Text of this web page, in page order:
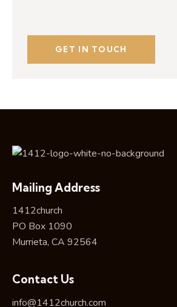
Mailing Address
1412church
PO Box 1090
Murrieta, CA 92564
Contact Us
info@1412church.com